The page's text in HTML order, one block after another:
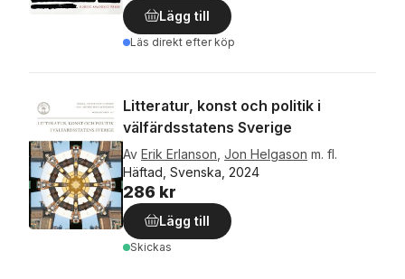
Lägg till
Läs direkt efter köp
Litteratur, konst och politik i
välfärdsstatens Sverige
Av Erik Erlanson Jon Helgason m. fl.
Häftad, Svenska, 2024
286 kr
Lägg till
Skickas